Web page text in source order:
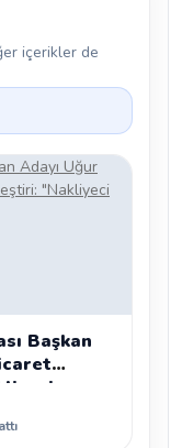
içerikler de
Başkan